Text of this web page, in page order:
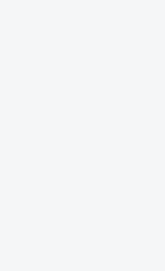
Pro by CA : la
Agricole pour les
Le Crédit Agricole lance